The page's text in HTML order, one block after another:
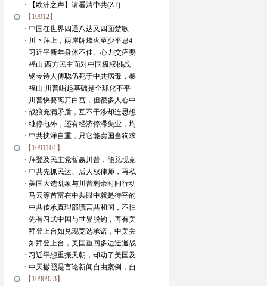
· 【欧洲之声】请看清中共(ZT)
【10912】
· 中国在世界四通八达又四面楚歌
· 川下拜上，两岸牌烽火至少平息4
· 习近平新年身体不佳、心力交瘁要
· 福山:西方民主面对中国极权挑战
· 钢琴诗人傅聪仍死于中共病毒，暴
· 福山:川普崛起基础是全球化不平
· 川普快要离开白宫，但很多人心中
· 战狼充满矛盾，互不干涉却连思想
· 继停电外，还有经济停滞失业，均
· 中共挟洋自重，只它能卖国当狗求
【1091101】
· 拜登及民主党暂赢川普，能兑现竞
· 中共先抓民运、后人权律师，再私
· 美国大选乱象与川普剩余时间行动
· 马云等首富在中共眼中就是待宰的
· 中共传承真理部谎言共和国，不怕
· 先有习式中国与世界脱钩，再有美
· 拜登上台如兑现竞选承诺，中美关
· 如拜登上台，美国重回多边迂迴战
· 习近平想重振天朝，却动了美国及
· 中天撤照是言论新闻自由案例，自
【1090923】